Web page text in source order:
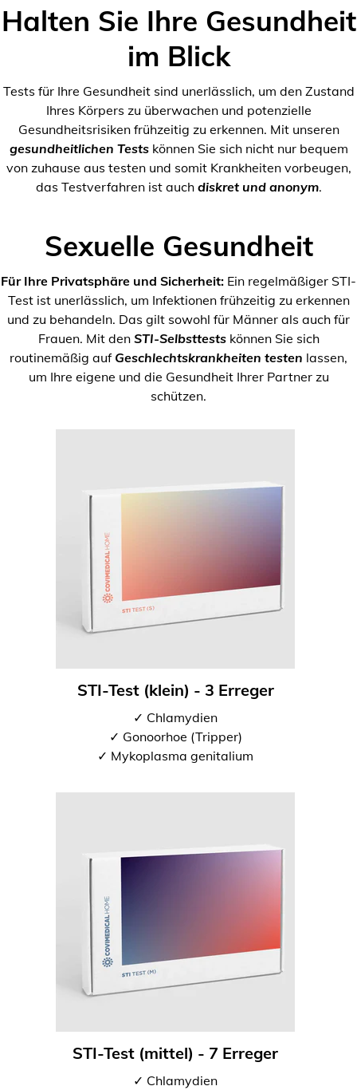
Halten Sie Ihre Gesundheit
im Blick
Tests für Ihre Gesundheit sind unerlässlich, um den Zustand
Ihres Körpers zu überwachen und potenzielle
Gesundheitsrisiken frühzeitig zu erkennen. Mit unseren
gesundheitlichen Testskönnen Sie sich nicht nur bequem
von zuhause aus testen und somit Krankheiten vorbeugen,
das Testverfahren ist auch diskret und anonym.
Sexuelle Gesundheit
Für Ihre Privatsphäre und Sicherheit: Ein regelmäßiger STI-
Test ist unerlässlich, um Infektionen frühzeitig zu erkennen
und zu behandeln. Das gilt sowohl für Männer als auch für
Frauen. Mit den STI-Selbsttestskönnen Sie sich
routinemäßig auf Geschlechtskrankheiten testen lassen,
um Ihre eigene und die Gesundheit Ihrer Partner zu
schützen.
STI-Test (klein) - 3 Erreger
✓ Chlamydien
✓ Gonoorhoe (Tripper)
✓ Mykoplasma genitalium
STI-Test (mittel) - 7 Erreger
✓ Chlamydien